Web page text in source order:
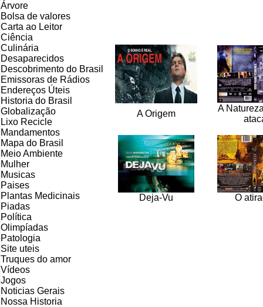
Árvore
Bolsa de valores
Carta ao Leitor
Ciência
Culinária
Desaparecidos
Descobrimento do Brasil
Emissoras de Rádios
Endereços Úteis
Historia do Brasil
Globalização
Lixo Recicle
Mandamentos
Mapa do Brasil
Meio Ambiente
Mulher
Musicas
Paises
Plantas Medicinais
Piadas
Política
Olimpíadas
Patologia
Site uteis
Truques do amor
Vídeos
Jogos
Noticias Gerais
Nossa Historia
A Origem
A
Deja-Vu O